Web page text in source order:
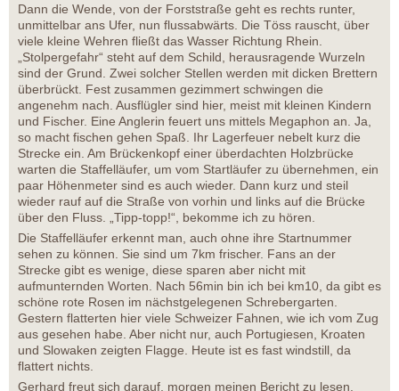
Dann die Wende, von der Forststraße geht es rechts runter,
unmittelbar ans Ufer, nun flussabwärts. Die Töss rauscht, über
viele kleine Wehren fließt das Wasser Richtung Rhein.
„Stolpergefahr“ steht auf dem Schild, herausragende Wurzeln
sind der Grund. Zwei solcher Stellen werden mit dicken Brettern
überbrückt. Fest zusammen gezimmert schwingen die
angenehm nach. Ausflügler sind hier, meist mit kleinen Kindern
und Fischer. Eine Anglerin feuert uns mittels Megaphon an. Ja,
so macht fischen gehen Spaß. Ihr Lagerfeuer nebelt kurz die
Strecke ein. Am Brückenkopf einer überdachten Holzbrücke
warten die Staffelläufer, um vom Startläufer zu übernehmen, ein
paar Höhenmeter sind es auch wieder. Dann kurz und steil
wieder rauf auf die Straße von vorhin und links auf die Brücke
über den Fluss. „Tipp-topp!“, bekomme ich zu hören.
Die Staffelläufer erkennt man, auch ohne ihre Startnummer
sehen zu können. Sie sind um 7km frischer. Fans an der
Strecke gibt es wenige, diese sparen aber nicht mit
aufmunternden Worten. Nach 56min bin ich bei km10, da gibt es
schöne rote Rosen im nächstgelegenen Schrebergarten.
Gestern flatterten hier viele Schweizer Fahnen, wie ich vom Zug
aus gesehen habe. Aber nicht nur, auch Portugiesen, Kroaten
und Slowaken zeigten Flagge. Heute ist es fast windstill, da
flattert nichts.
Gerhard freut sich darauf, morgen meinen Bericht zu lesen.